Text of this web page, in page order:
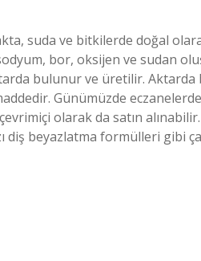
suda ve bitkilerde doğal
bor, oksijen ve sudan
bulunur ve üretilir. Aktarda
Günümüzde
olarak da satın
diş beyazlatma formülleri gibi